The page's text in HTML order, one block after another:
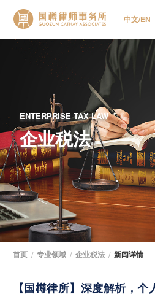
中文/EN
ENTERPRISE TAX LAW
企业税法
首页 / 专业领域 / 企业税法 / 新闻详情
【国樽律所】深度解析，